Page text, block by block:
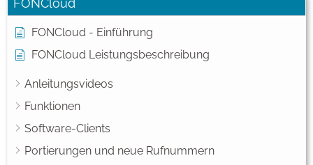
FONCloud
FONCloud - Einführung
FONCloud Leistungsbeschreibung
Anleitungsvideos
Funktionen
Software-Clients
Portierungen und neue Rufnummern